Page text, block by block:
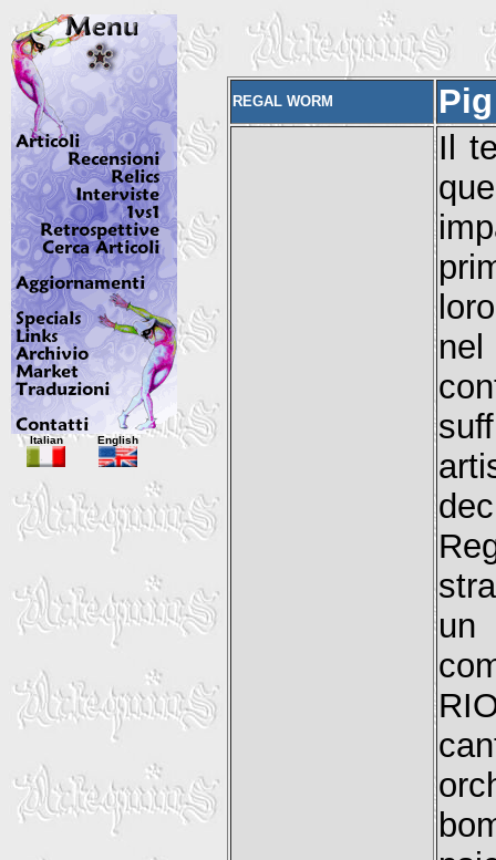
REGAL WORM
Il
un
Italian English